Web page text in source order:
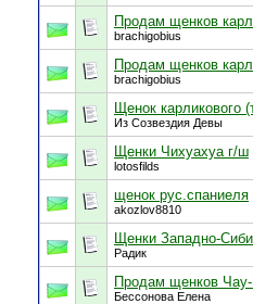
Продам щенков
brachigobius
Продам щенков
brachigobius
Щенок карликового
Из Созвездия Девы
Щенки Чихуахуа г/ш
lotosfilds
щенок рус.спаниеля
akozlov8810
Щенки Западно-
Радик
Продам щенков
Бессонова Елена